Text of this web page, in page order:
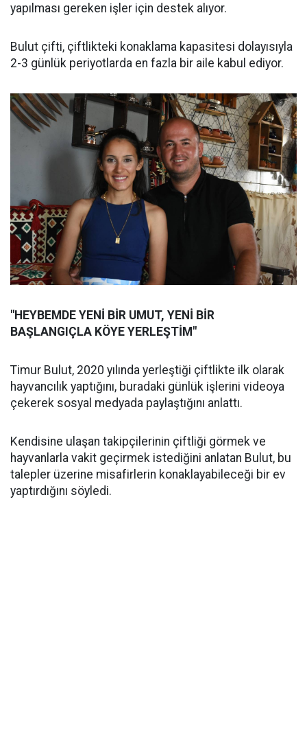
yapılması gereken işler için destek alıyor.
Bulut çifti, çiftlikteki konaklama kapasitesi dolayısıyla
2-3 günlük periyotlarda en fazla bir aile kabul ediyor.
"HEYBEMDE YENİ BİR UMUT, YENİ BİR
BAŞLANGIÇLA KÖYE YERLEŞTİM"
Timur Bulut, 2020 yılında yerleştiği çiftlikte ilk olarak
hayvancılık yaptığını, buradaki günlük işlerini videoya
çekerek sosyal medyada paylaştığını anlattı.
Kendisine ulaşan takipçilerinin çiftliği görmek ve
hayvanlarla vakit geçirmek istediğini anlatan Bulut, bu
talepler üzerine misafirlerin konaklayabileceği bir ev
yaptırdığını söyledi.